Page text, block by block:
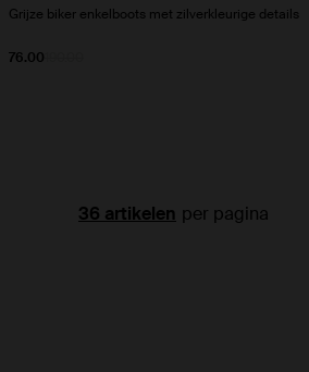
Grijze biker enkelboots met zilverkleurige details
76.00
per pagina